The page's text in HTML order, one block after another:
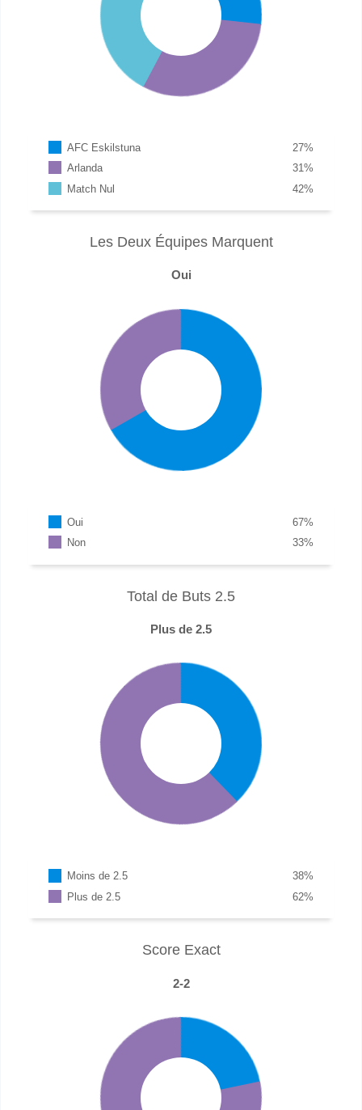
AFC Eskilstuna %
27
Arlanda
%
31
Match Nul
%
42
Les Deux Équipes Marquent
Oui
Oui %
67
Non
%
33
Total de Buts 2.5
Plus de 2.5
Moins de 2.5 %
38
Plus de 2.5
%
62
Score Exact
2-2